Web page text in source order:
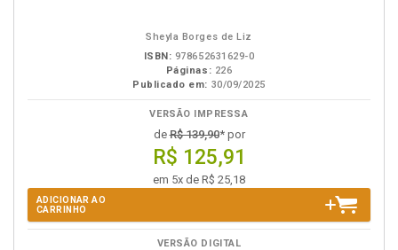
Sheyla Borges de Liz
ISBN: 978652631629-0
Páginas: 226
Publicado em: 30/09/2025
VERSÃO IMPRESSA
deR$ 139,90* por
R$ 125,91
em 5x de R$ 25,18
ADICIONAR AO
CARRINHO
VERSÃO DIGITAL